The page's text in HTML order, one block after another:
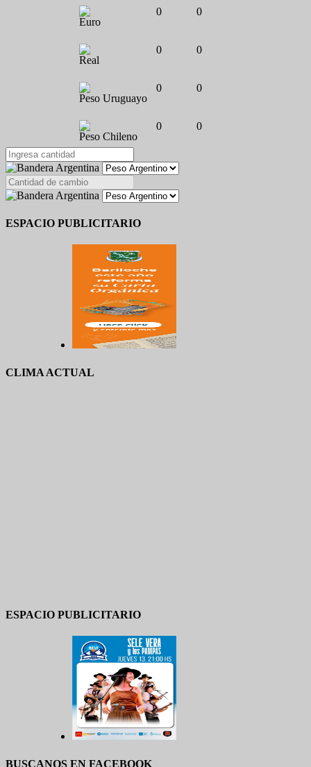
Euro
0 0
Real
0 0
Peso Uruguayo
0 0
Peso Chileno
0 0
ESPACIO PUBLICITARIO
CLIMA ACTUAL
ESPACIO PUBLICITARIO
BUSCANOS EN FACEBOOK